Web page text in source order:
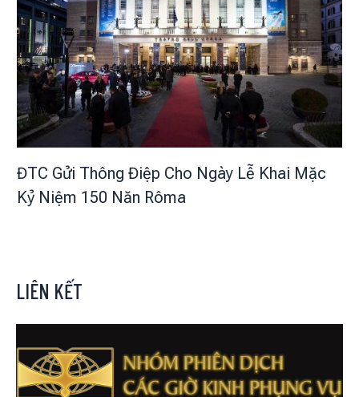
ĐTC Gửi Thông Điệp Cho Ngày Lễ Khai Mặc
Kỷ Niệm 150 Năn Rôma
LIÊN KẾT